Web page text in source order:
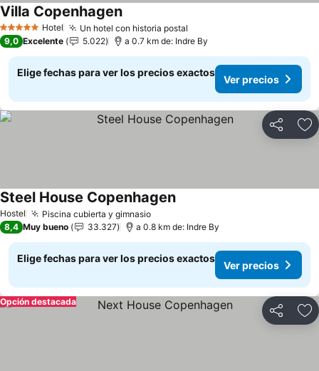
5 Estrellas Hotel Un hotel con historia postal
Villa CopenhagenVer precios
9,0 Excelente 5.022 a 0.7 km de: Indre By
Elige fechas para ver los precios exactos
Ver precios
Compartir
Hostel Piscina cubierta y gimnasioVer precios
Steel House CopenhagenVer precios
8,4 Muy bueno 33.327 a 0.8 km de: Indre By
Elige fechas para ver los precios exactos
Ver precios
Compartir
Opción destacada